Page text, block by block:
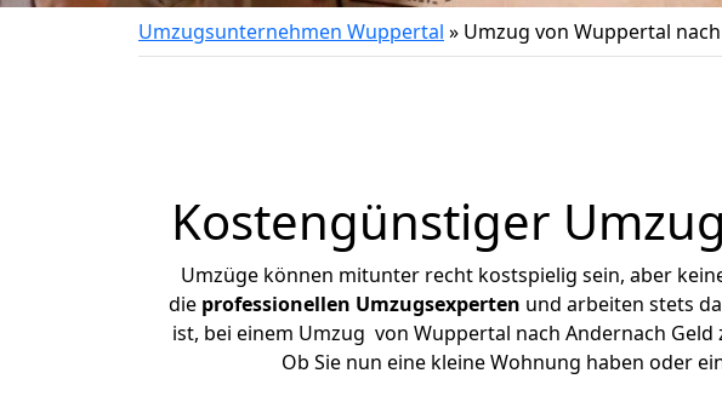
Umzugsunternehmen Wuppertal » Umzug von Wuppertal
Kostengünstiger
Umzüge können mitunter recht kostspielig sein, aber
die professionellen Umzugsexperten und arbeiten stets
ist, bei einem Umzug von Wuppertal nach Andernach
Ob Sie nun eine kleine Wohnung haben oder